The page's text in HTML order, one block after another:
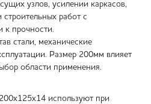
узлов, усилении каркасов,
работ с
к прочности.
стали, механические
Размер 200мм влияет
области применения.
используют при